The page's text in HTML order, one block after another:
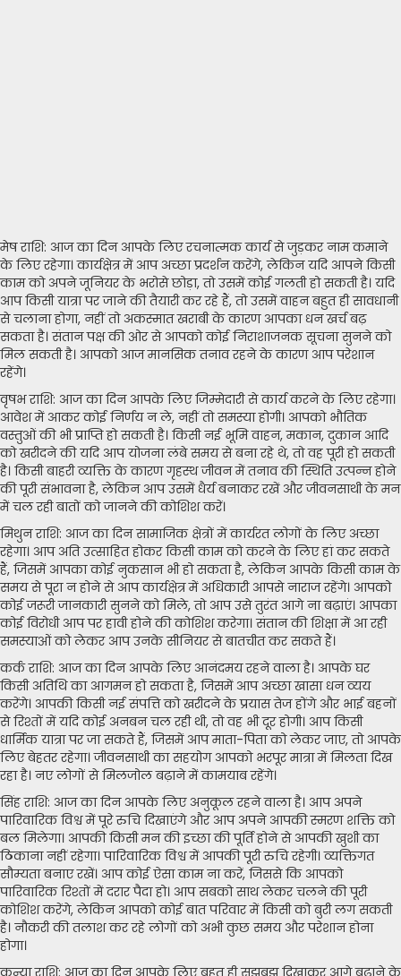
मेष राशि: आज का दिन आपके लिए रचनात्मक कार्य से जुड़कर नाम कमाने
के लिए रहेगा। कार्यक्षेत्र में आप अच्छा प्रदर्शन करेंगे, लेकिन यदि आपने किसी
काम को अपने जूनियर के भरोसे छोड़ा, तो उसमें कोई गलती हो सकती है। यदि
आप किसी यात्रा पर जाने की तैयारी कर रहे हैं, तो उसमें वाहन बहुत ही सावधानी
से चलाना होगा, नहीं तो अकस्मात खराबी के कारण आपका धन खर्च बढ़
सकता है। संतान पक्ष की ओर से आपको कोई निराशाजनक सूचना सुनने को
मिल सकती है। आपको आज मानसिक तनाव रहने के कारण आप परेशान
रहेंगे।
वृषभ राशि: आज का दिन आपके लिए जिम्मेदारी से कार्य करने के लिए रहेगा।
आवेश में आकर कोई निर्णय न ले, नहीं तो समस्या होगी। आपको भौतिक
वस्तुओं की भी प्राप्ति हो सकती है। किसी नई भूमि वाहन, मकान, दुकान आदि
को खरीदने की यदि आप योजना लंबे समय से बना रहे थे, तो वह पूरी हो सकती
है। किसी बाहरी व्यक्ति के कारण गृहस्थ जीवन में तनाव की स्थिति उत्पन्न होने
की पूरी संभावना है, लेकिन आप उसमें धैर्य बनाकर रखें और जीवनसाथी के मन
में चल रही बातों को जानने की कोशिश करें।
मिथुन राशि: आज का दिन सामाजिक क्षेत्रों में कार्यरत लोगों के लिए अच्छा
रहेगा। आप अति उत्साहित होकर किसी काम को करने के लिए हां कर सकते
हैं, जिसमें आपका कोई नुकसान भी हो सकता है, लेकिन आपके किसी काम के
समय से पूरा न होने से आप कार्यक्षेत्र में अधिकारी आपसे नाराज रहेंगे। आपको
कोई जरूरी जानकारी सुनने को मिले, तो आप उसे तुरंत आगे ना बढ़ाएं। आपका
कोई विरोधी आप पर हावी होने की कोशिश करेगा। संतान की शिक्षा में आ रही
समस्याओं को लेकर आप उनके सीनियर से बातचीत कर सकते हैं।
कर्क राशि: आज का दिन आपके लिए आनंदमय रहने वाला है। आपके घर
किसी अतिथि का आगमन हो सकता है, जिसमें आप अच्छा खासा धन व्यय
करेंगे। आपकी किसी नई संपत्ति को खरीदने के प्रयास तेज होंगे और भाई बहनों
से रिश्तों में यदि कोई अनबन चल रही थी, तो वह भी दूर होगी। आप किसी
धार्मिक यात्रा पर जा सकते हैं, जिसमें आप माता-पिता को लेकर जाए, तो आपके
लिए बेहतर रहेगा। जीवनसाथी का सहयोग आपको भरपूर मात्रा में मिलता दिख
रहा है। नए लोगों से मिलजोल बढ़ाने में कामयाब रहेंगे।
सिंह राशि: आज का दिन आपके लिए अनुकूल रहने वाला है। आप अपने
पारिवारिक विश्व में पूरे रुचि दिखाएंगे और आप अपने आपकी स्मरण शक्ति को
बल मिलेगा। आपकी किसी मन की इच्छा की पूर्ति होने से आपकी खुशी का
ठिकाना नहीं रहेगा। पारिवारिक विश्व में आपकी पूरी रुचि रहेगी। व्यक्तिगत
सौम्यता बनाए रखें। आप कोई ऐसा काम ना करें, जिससे कि आपको
पारिवारिक रिश्तों में दरार पैदा हो। आप सबको साथ लेकर चलने की पूरी
कोशिश करेंगे, लेकिन आपको कोई बात परिवार में किसी को बुरी लग सकती
है। नौकरी की तलाश कर रहे लोगों को अभी कुछ समय और परेशान होना
होगा।
कन्या राशि: आज का दिन आपके लिए बहुत ही सूझबूझ दिखाकर आगे बढ़ाने के